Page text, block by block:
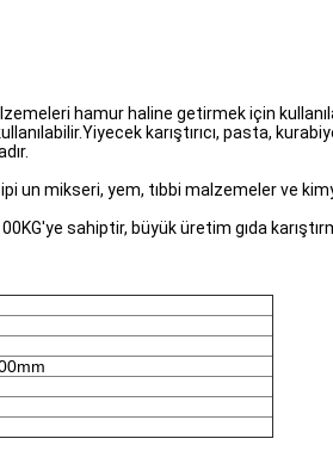
hamur haline getirmek için
karıştırıcı, pasta,
un mikseri, yem, tıbbi malzemeler ve
sahiptir, büyük üretim gıda